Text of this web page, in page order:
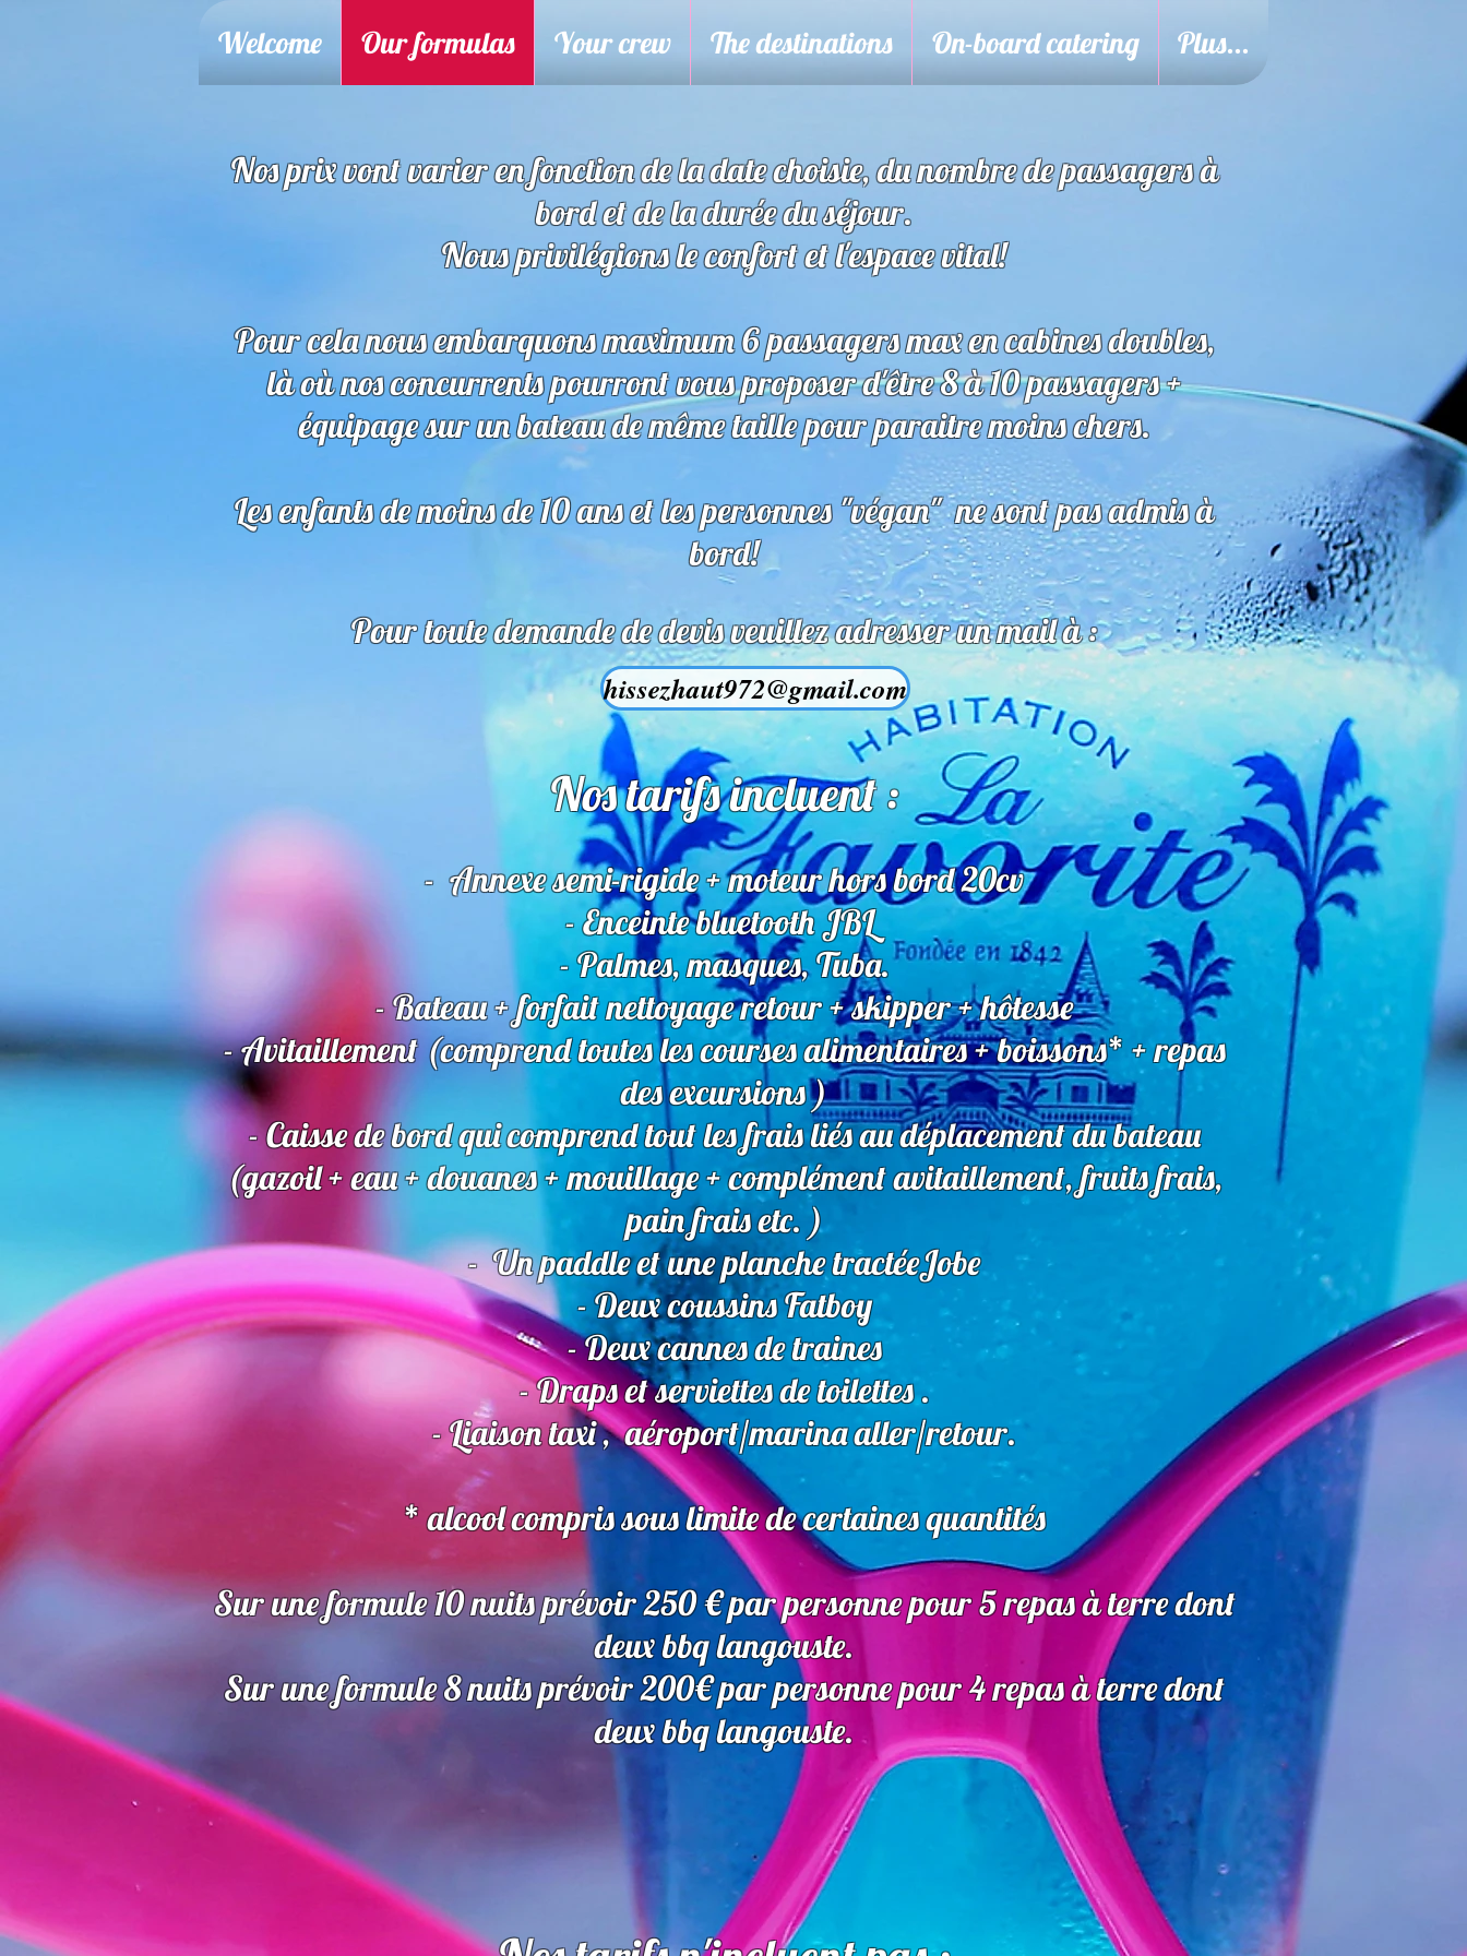
Welcome Our formulas Your crew The destinations On-board catering Plus...
Nos prix vont varier en fonction de la date choisie, du nombre de passagers à
bord et de la durée du séjour.
Nous privilégions le confort et l'espace vital!
Pour cela nous embarquons maximum 6 passagers max en cabines doubles,
là où nos concurrents pourront vous proposer d'être 8 à 10 passagers +
équipage sur un bateau de même taille pour paraitre moins chers.
Les enfants de moins de 10 ans et les personnes "végan" ne sont pas admis à
bord!
Pour toute demande de devis veuillez adresser un mail à :
Nos tarifs incluent :
- Annexe semi-rigide + moteur hors bord 20cv
- Enceinte bluetooth JBL
- Palmes, masques, Tuba.
- Bateau + forfait nettoyage retour + skipper + hôtesse
- Avitaillement (comprend toutes les courses alimentaires + boissons* + repas
des excursions )
- Caisse de bord qui comprend tout les frais liés au déplacement du bateau
(gazoil + eau + douanes + mouillage + complément avitaillement, fruits frais,
pain frais etc. )
- Un paddle et une planche tractéeJobe
- Deux coussins Fatboy
- Deux cannes de traines
- Draps et serviettes de toilettes .
- Liaison taxi , aéroport/marina aller/retour.
* alcool compris sous limite de certaines quantités
Sur une formule 10 nuits prévoir 250 € par personne pour 5 repas à terre dont
deux bbq langouste.
Sur une formule 8 nuits prévoir 200€ par personne pour 4 repas à terre dont
deux bbq langouste.
hissezhaut972@gmail.com